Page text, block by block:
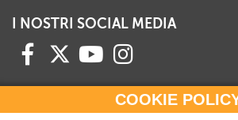
COOKIE
I NOSTRI SOCIAL MEDIA
HAI BISOGNO DI